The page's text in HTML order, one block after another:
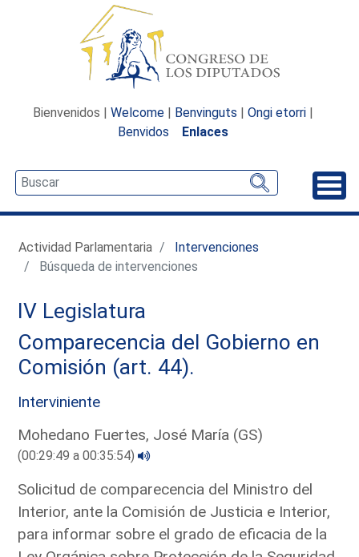
Bienvenidos | Welcome | Benvinguts | Ongi etorri |
Benvidos
Enlaces
Actividad Parlamentaria
Intervenciones
Búsqueda de intervenciones
IV Legislatura
Comparecencia del Gobierno en
Comisión (art. 44).
Interviniente
Mohedano Fuertes, José María (GS)
(00:29:49 a 00:35:54)
Solicitud de comparecencia del Ministro del
Interior, ante la Comisión de Justicia e Interior,
para informar sobre el grado de eficacia de la